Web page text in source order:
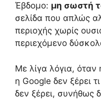
Έβδομο: μη σωστή
σελίδα που απλώς
περιοχής χωρίς
περιεχόμενο
Με λίγα λόγια, όταν
η Google δεν ξέρει
δεν ξέρει, συνήθως